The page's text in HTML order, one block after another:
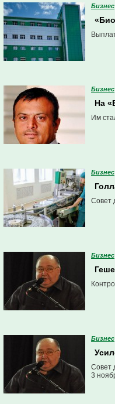
Бизнес
Бизнес
На
Им
Бизнес
Совет
Бизнес
Бизнес
Совет
3